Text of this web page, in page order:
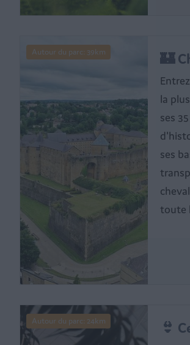
Autour du parc: 39km 🏰
la
ses
ses
toute
Autour du parc: 24km 👙